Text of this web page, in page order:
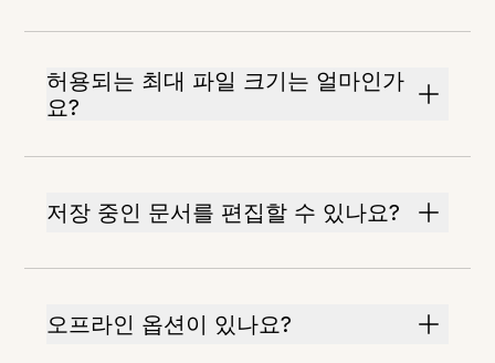
허용되는 최대 파일 크기는 얼마인가
요?
저장 중인 문서를 편집할 수 있나요?
오프라인 옵션이 있나요?